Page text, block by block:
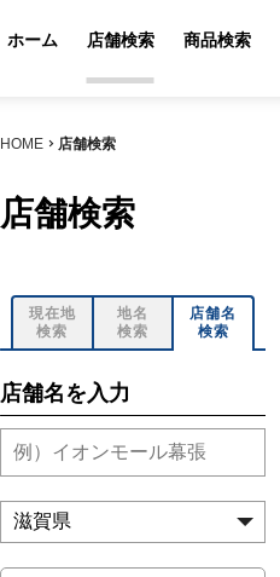
ホーム 店舗検索 商品検索
HOME 店舗検索
店舗検索
現在地
検索
地名
検索
店舗名
検索
店舗名を入力